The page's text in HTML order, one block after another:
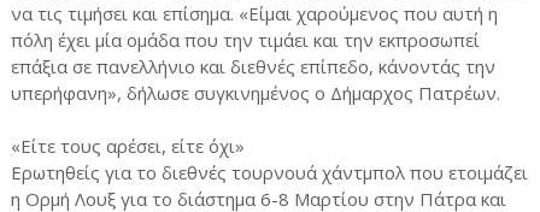
να τις τιμήσει και επίσημα. «Είμαι χαρούμενος που αυτή η
πόλη έχει μία ομάδα που την τιμάει και την εκπροσωπεί
επάξια σε πανελλήνιο και διεθνές επίπεδο, κάνοντάς την
υπερήφανη», δήλωσε συγκινημένος ο Δήμαρχος Πατρέων.
«Είτε τους αρέσει, είτε όχι»
Ερωτηθείς για το διεθνές τουρνουά χάντμπολ που ετοιμάζει
η Ορμή Λουξ για το διάστημα 6-8 Μαρτίου στην Πάτρα και